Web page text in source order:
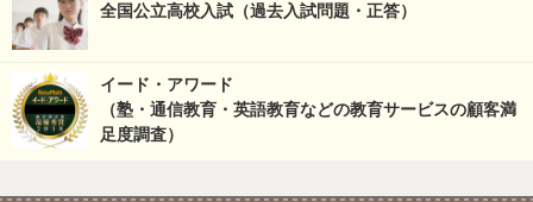
全国公立高校入試（過去入試問題・正答）
イード・アワード
（塾・通信教育・英語教育などの教育サービスの顧客満
足度調査）